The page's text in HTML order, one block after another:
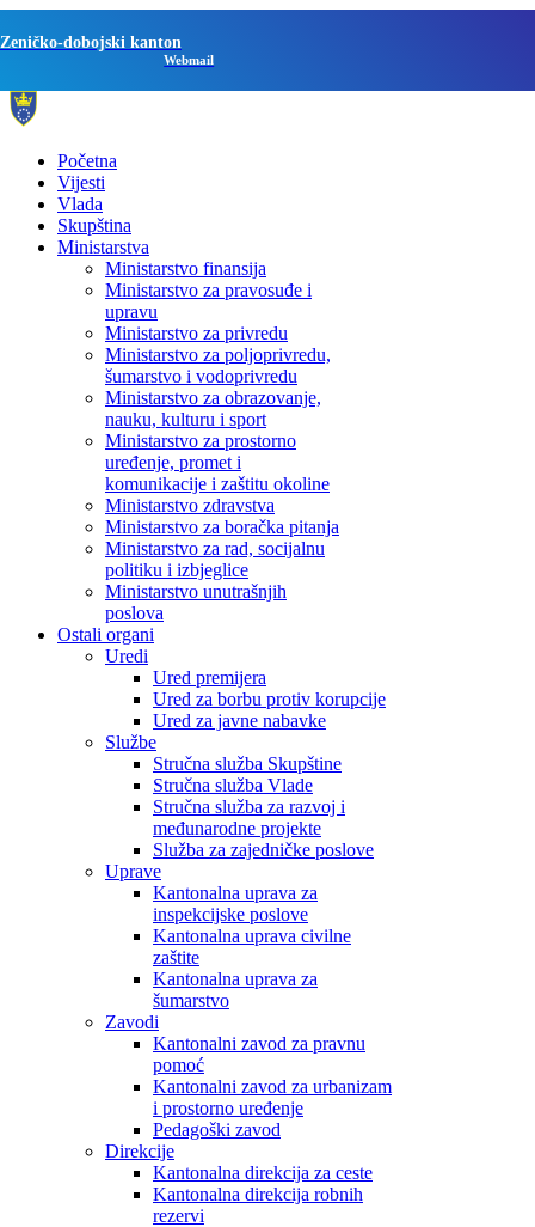
Zeničko-dobojski kanton
Webmail
Početna
Vijesti
Vlada
Skupština
Ministarstva
Ministarstvo finansija
Ministarstvo za pravosuđe i
upravu
Ministarstvo za privredu
Ministarstvo za poljoprivredu,
šumarstvo i vodoprivredu
Ministarstvo za obrazovanje,
nauku, kulturu i sport
Ministarstvo za prostorno
uređenje, promet i
komunikacije i zaštitu okoline
Ministarstvo zdravstva
Ministarstvo za boračka pitanja
Ministarstvo za rad, socijalnu
politiku i izbjeglice
Ministarstvo unutrašnjih
poslova
Ostali organi
Uredi
Ured premijera
Ured za borbu protiv korupcije
Ured za javne nabavke
Službe
Stručna služba Skupštine
Stručna služba Vlade
Stručna služba za razvoj i
međunarodne projekte
Služba za zajedničke poslove
Uprave
Kantonalna uprava za
inspekcijske poslove
Kantonalna uprava civilne
zaštite
Kantonalna uprava za
šumarstvo
Zavodi
Kantonalni zavod za pravnu
pomoć
Kantonalni zavod za urbanizam
i prostorno uređenje
Pedagoški zavod
Direkcije
Kantonalna direkcija za ceste
Kantonalna direkcija robnih
rezervi